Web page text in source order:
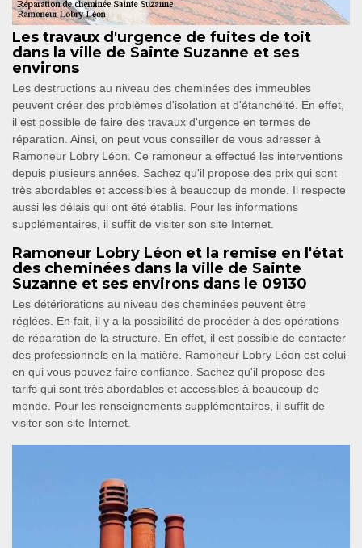
Les travaux d'urgence de fuites de toit
dans la ville de Sainte Suzanne et ses
environs
Les destructions au niveau des cheminées des immeubles
peuvent créer des problèmes d'isolation et d'étanchéité. En effet,
il est possible de faire des travaux d'urgence en termes de
réparation. Ainsi, on peut vous conseiller de vous adresser à
Ramoneur Lobry Léon. Ce ramoneur a effectué les interventions
depuis plusieurs années. Sachez qu'il propose des prix qui sont
très abordables et accessibles à beaucoup de monde. Il respecte
aussi les délais qui ont été établis. Pour les informations
supplémentaires, il suffit de visiter son site Internet.
Ramoneur Lobry Léon et la remise en l'état
des cheminées dans la ville de Sainte
Suzanne et ses environs dans le 09130
Les détériorations au niveau des cheminées peuvent être
réglées. En fait, il y a la possibilité de procéder à des opérations
de réparation de la structure. En effet, il est possible de contacter
des professionnels en la matière. Ramoneur Lobry Léon est celui
en qui vous pouvez faire confiance. Sachez qu'il propose des
tarifs qui sont très abordables et accessibles à beaucoup de
monde. Pour les renseignements supplémentaires, il suffit de
visiter son site Internet.